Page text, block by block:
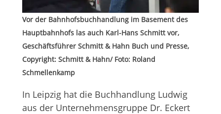
Vor der Bahn­hofs­buch­hand­lung im Base­ment des
Haupt­bahn­hofs las auch Karl-Hans Schmitt vor,
Geschäfts­füh­rer Schmitt & Hahn Buch und Presse,
Copy­right: Schmitt & Hahn/ Foto: Roland
Schmellenkamp
In Leip­zig hat die Buch­hand­lung Lud­wig
aus der Unter­neh­mens­gruppe Dr. Eckert